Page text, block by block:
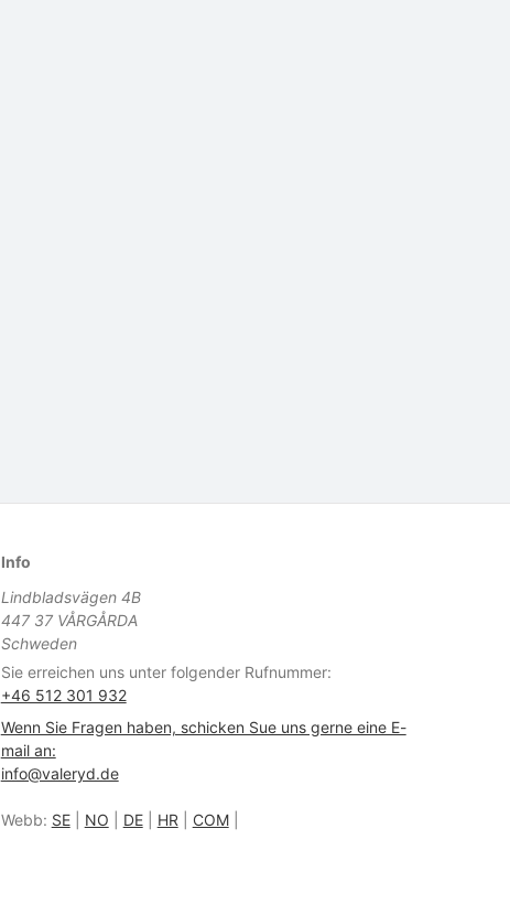
Info
Lindbladsvägen 4B
447 37 VÅRGÅRDA
Schweden
Sie erreichen uns unter folgender Rufnummer:
+46 512 301 932
Wenn Sie Fragen haben, schicken Sue uns gerne eine E-
mail an:
info@valeryd.de
Webb: SE| NO DE| HR COM|